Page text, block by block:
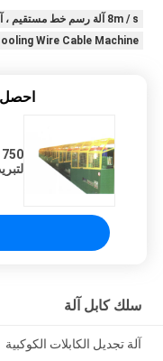
8m / s آلة رسم خط مستقيم ، آلة كابل سلك تبريد المياه
Wire Cable Machine
سلك كابل آلة
آلة تجديل الكابلات الكوكبية